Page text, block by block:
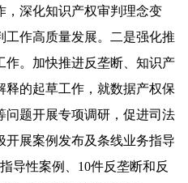
，深化知识产权审判理念变
作高质量发展。二是强化推
作。加快推进反垄断、知识产
的起草工作，就数据产权保
问题开展专项调研，促进司法
展案例发布及条线业务指导
导性案例、10件反垄断和反